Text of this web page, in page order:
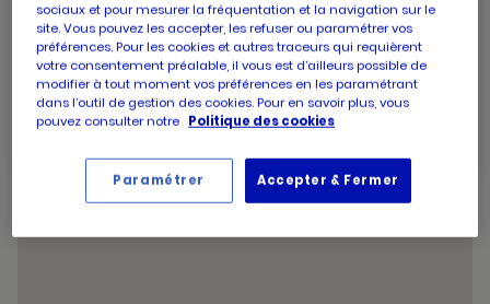
d'aujourd'hui
d'ouverture
d'aujourd'hui
Horaires
d'ouverture
d'aujourd'hui
Jeudi 09:00-19:30
Horaires
d'ouverture
d'aujourd'hui
Vendredi 09:00-19:30
Horaires
d'ouverture
d'aujourd'hui
Samedi 09:00-19:30
Horaires
d'ouverture
Dimanche 09:00 -12:45
d'ouverture
d'aujourd'hui
09:00
Voir tous les horaires
point
sociaux et pour mesurer la fréquentation et la navigation sur le
site. Vous pouvez les accepter, les refuser ou paramétrer vos
préférences. Pour les cookies et autres traceurs qui requièrent
votre consentement préalable, il vous est d’ailleurs possible de
modifier à tout moment vos préférences en les paramétrant
dans l’outil de gestion des cookies. Pour en savoir plus, vous
pouvez consulter notre Politique des cookies
Accepter & Fermer
Paramétrer